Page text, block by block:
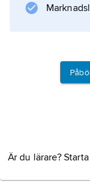
Är du lärare?